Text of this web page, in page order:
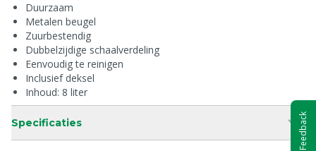
Duurzaam
Metalen beugel
Zuurbestendig
Dubbelzijdige schaalverdeling
Eenvoudig te reinigen
Inclusief deksel
Inhoud: 8 liter
Specificaties Feedback